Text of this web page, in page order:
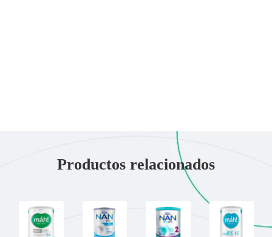
Productos relacionados